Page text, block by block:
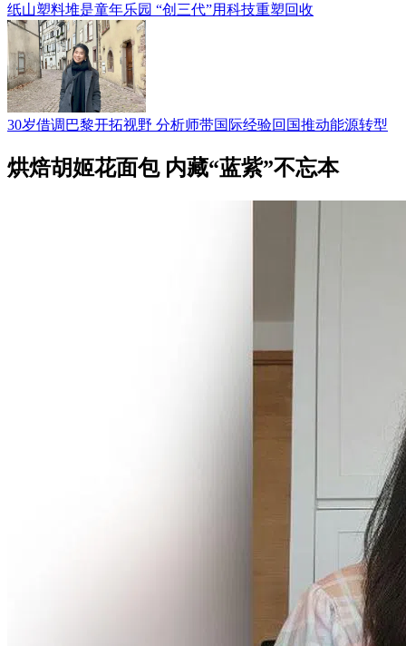
纸山塑料堆是童年乐园 “创三代”用科技重塑回收
30岁借调巴黎开拓视野 分析师带国际经验回国推动能源转型
烘焙胡姬花面包 内藏“蓝紫”不忘本